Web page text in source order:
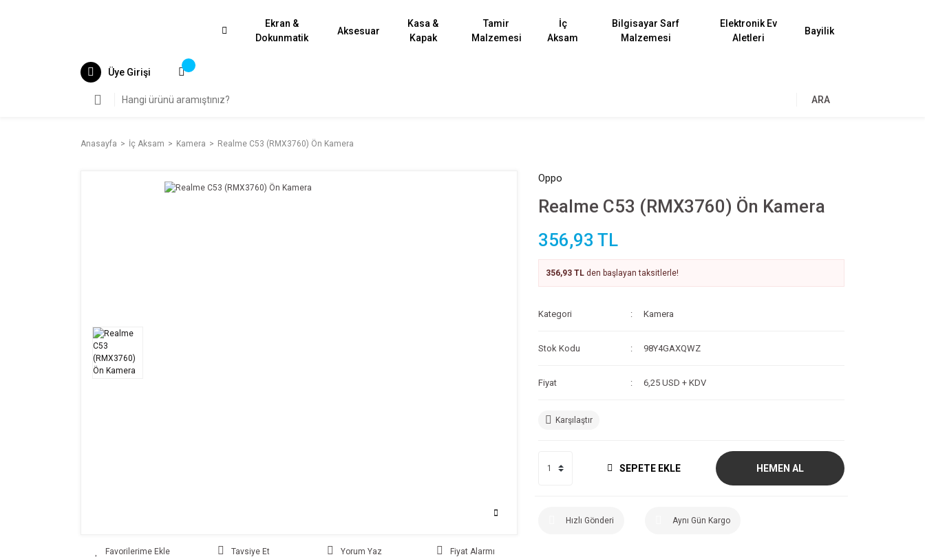
Ekran &
Dokunmatik
Aksesuar
Kasa &
Kapak
Tamir
Malzemesi
İç
Aksam
Bilgisayar Sarf
Malzemesi
Elektronik Ev
Aletleri
Bayilik
Üye Girişi
ARA
Anasayfa İç Aksam Kamera Realme C53 (RMX3760) Ön Kamera
Tavsiye Et Yorum Yaz Fiyat Alarmı
Oppo
Realme C53 (RMX3760) Ön Kamera
356,93 TL
356,93 TL den başlayan taksitlerle!
Kategori Kamera
Stok Kodu 98Y4GAXQWZ
Fiyat 6,25 USD + KDV
Karşılaştır
SEPETE EKLE HEMEN AL
Hızlı Gönderi Aynı Gün Kargo